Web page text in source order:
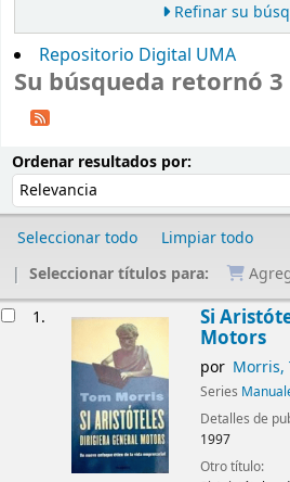
Refinar su
Repositorio Digital UMA
Su búsqueda retornó
Ordenar resultados por:
Seleccionar todo
Limpiar todo
Seleccionar títulos para:
1. Si
Motors
por Morris,
Series
Detalles de
1997
Otro título: